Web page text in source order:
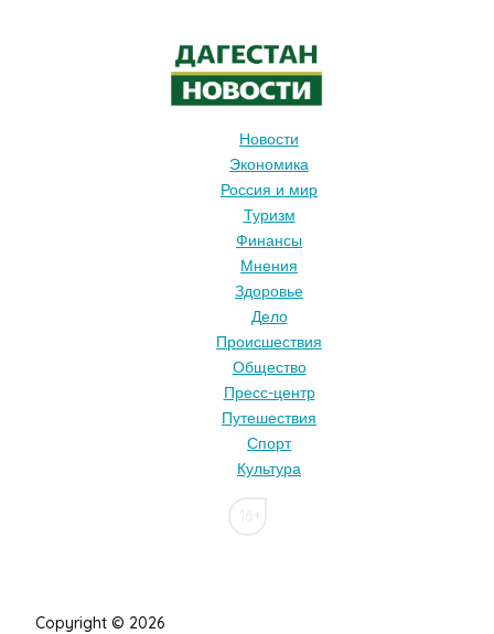
Новости
Экономика
Россия и мир
Туризм
Финансы
Мнения
Здоровье
Дело
Происшествия
Общество
Пресс-центр
Путешествия
Спорт
Культура
Copyright © 2026